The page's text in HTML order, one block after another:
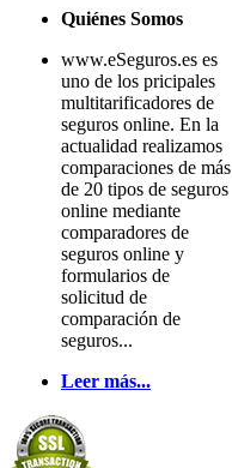
Quiénes Somos
www.eSeguros.es es
uno de los pricipales
multitarificadores de
seguros online. En la
actualidad realizamos
comparaciones de más
de 20 tipos de seguros
online mediante
comparadores de
seguros online y
formularios de
solicitud de
comparación de
seguros...
Leer más...